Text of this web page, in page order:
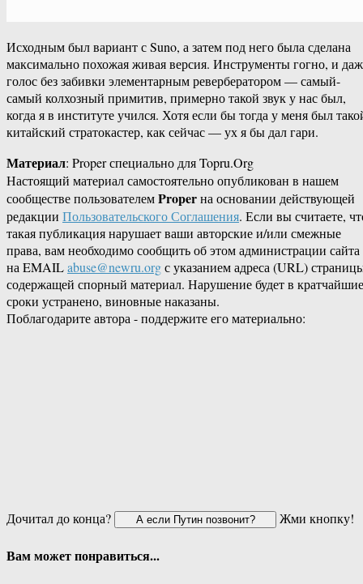
Исходным был вариант с Suno, а затем под него была сделана
максимально похожая живая версия. Инструменты гогно, и
голос без забивки элементарным ревербератором — самый-
самый колхозный примитив, примерно такой звук у нас был,
когда я в институте учился. Хотя если бы тогда у меня был
китайский стратокастер, как сейчас — ух я бы дал гари.
Материал: Proper специально для Topru.Org
Настоящий материал самостоятельно опубликован в нашем
сообществе пользователемProperна основании действующей
редакции Пользовательского Соглашения. Если вы считаете,
такая публикация нарушает ваши авторские и/или смежные
права, вам необходимо сообщить об этом администрации сайта
на EMAILabuse@newru.orgс указанием адреса (URL)
содержащей спорный материал. Нарушение будет в кратчайшие
сроки устранено, виновные наказаны.
Поблагодарите автора - поддержите его материально:
Дочитал до конца? Жми кнопку!
Вам может понравиться...